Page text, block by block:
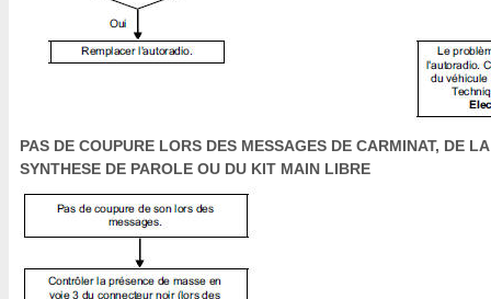
PAS DE COUPURE LORS DES MESSAGES DE CARMINAT, DE LA
SYNTHESE DE PAROLE OU DU KIT MAIN LIBRE